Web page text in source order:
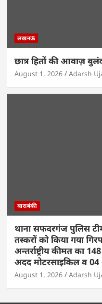
लखनऊ
छात्र हितों की आवाज़
August 1, 2026 Adarsh
बाराबंकी
थाना सफदरगंज पुलिस टीम
तस्करों को किया गया
अन्तर्राष्ट्रीय कीमत का
अदद मोटरसाइकिल व
August 1, 2026 Adarsh